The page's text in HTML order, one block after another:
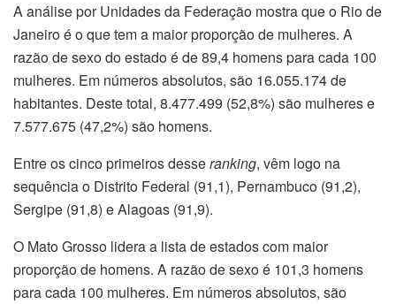
A análise por Unidades da Federação mostra que o Rio de
Janeiro é o que tem a maior proporção de mulheres. A
razão de sexo do estado é de 89,4 homens para cada 100
mulheres. Em números absolutos, são 16.055.174 de
habitantes. Deste total, 8.477.499 (52,8%) são mulheres e
7.577.675 (47,2%) são homens.
Entre os cinco primeiros desseranking, vêm logo na
sequência o Distrito Federal (91,1), Pernambuco (91,2),
Sergipe (91,8) e Alagoas (91,9).
O Mato Grosso lidera a lista de estados com maior
proporção de homens. A razão de sexo é 101,3 homens
para cada 100 mulheres. Em números absolutos, são